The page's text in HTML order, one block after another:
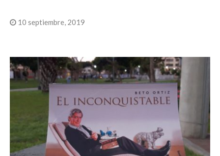
10 septiembre, 2019